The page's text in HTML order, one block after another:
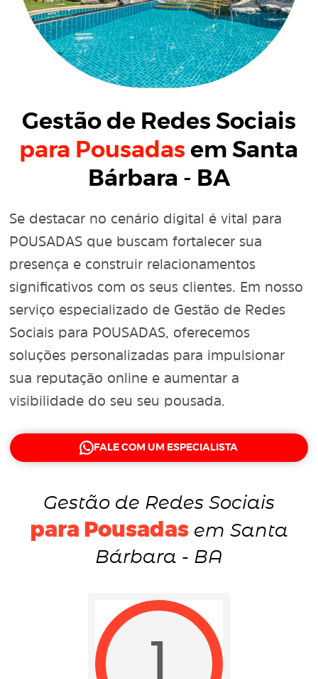
Gestão de Redes Sociais
para Pousadas em Santa
Bárbara - BA
Se destacar no cenário digital é vital para
POUSADAS que buscam fortalecer sua
presença e construir relacionamentos
significativos com os seus clientes. Em nosso
serviço especializado de Gestão de Redes
Sociais para POUSADAS, oferecemos
soluções personalizadas para impulsionar
sua reputação online e aumentar a
visibilidade do seu seu pousada.
FALE COM UM ESPECIALISTA
Gestão de Redes Sociais
para Pousadasem Santa
Bárbara - BA
1